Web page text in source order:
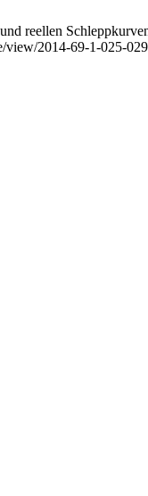
reellen
view/2014-69-1-025-029